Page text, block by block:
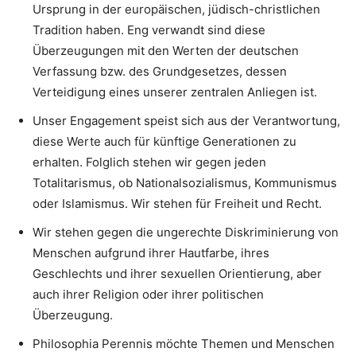
Ursprung in der europäischen, jüdisch-christlichen
Tradition haben. Eng verwandt sind diese
Überzeugungen mit den Werten der deutschen
Verfassung bzw. des Grundgesetzes, dessen
Verteidigung eines unserer zentralen Anliegen ist.
Unser Engagement speist sich aus der Verantwortung,
diese Werte auch für künftige Generationen zu
erhalten. Folglich stehen wir gegen jeden
Totalitarismus, ob Nationalsozialismus, Kommunismus
oder Islamismus. Wir stehen für Freiheit und Recht.
Wir stehen gegen die ungerechte Diskriminierung von
Menschen aufgrund ihrer Hautfarbe, ihres
Geschlechts und ihrer sexuellen Orientierung, aber
auch ihrer Religion oder ihrer politischen
Überzeugung.
Philosophia Perennis möchte Themen und Menschen